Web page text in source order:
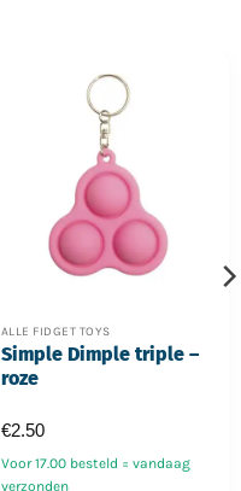
ALLE FIDGET TOYS
Simple Dimple triple –
roze
Voor 17.00 besteld = vandaag
verzonden
€2.50